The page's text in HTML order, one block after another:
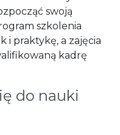
swoją
szkolenia
i praktykę, a zajęcia
kadrę
do nauki